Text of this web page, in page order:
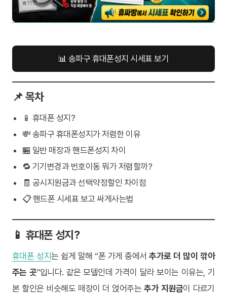
📊 송파구 휴대폰성지 시세표 보기
📌 목차
📱 휴대폰 성지?
💸 송파구 휴대폰성지가 저렴한 이유
🏪 일반 매장과 핸드폰성지 차이
🔁 기기변경과 번호이동 뭐가 저렴할까?
🧾 공시지원금과 선택약정할인 차이점
📋 핸드폰 시세표 보고 싸게사는법
📱 휴대폰 성지?
휴대폰 성지는 쉽게 말해 “폰 가게 중에서추가로 더 많이 깎아
주는 곳”입니다. 같은 모델인데 가격이 달라 보이는 이유는, 기
본 할인은 비슷해도 매장이 더 얹어주는추가 지원금이 다르기